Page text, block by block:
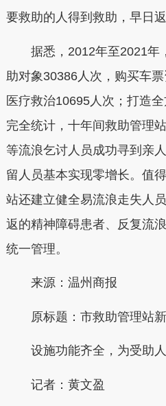
要救助的人得到救助，早日
据悉，2012年至2021年
助对象30386人次，购买车
医疗救治10695人次；打造
完全统计，十年间救助管理
等流浪乞讨人员成功寻到亲
留人员基本实现零增长。值
站还建立健全易流浪走失人
返的精神障碍患者、反复流
统一管理。
来源：温州商报
原标题：市救助管理站新
设施功能齐全，为受助人
记者： 黄文盈